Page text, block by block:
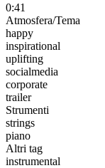
0:41
Atmosfera/Tema
happy
inspirational
uplifting
socialmedia
corporate
trailer
Strumenti
strings
piano
Altri tag
instrumental